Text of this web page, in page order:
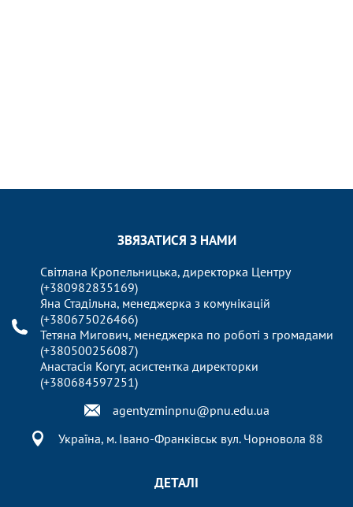
ЗВЯЗАТИСЯ З НАМИ
Світлана Кропельницька, директорка Центру
(+380982835169)
Яна Стадільна, менеджерка з комунікацій
(+380675026466)
Тетяна Мигович, менеджерка по роботі з громадами
(+380500256087)
Анастасія Когут, асистентка директорки
(+380684597251)
agentyzminpnu@pnu.edu.ua
Україна, м. Івано-Франківськ вул. Чорновола 88
ДЕТАЛІ